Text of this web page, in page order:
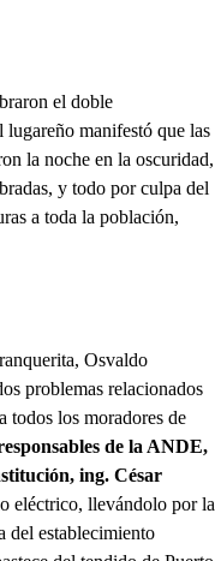
el doble
manifestó que las
la noche en la oscuridad,
y todo por culpa del
a toda la población,
Osvaldo
problemas relacionados
todos los moradores de
de la ANDE,
ing. César
eléctrico, llevándolo por la
del establecimiento